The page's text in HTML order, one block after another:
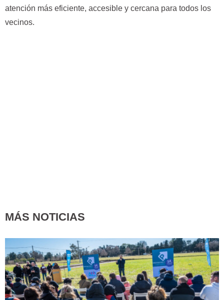
atención más eficiente, accesible y cercana para todos los
vecinos.
MÁS NOTICIAS